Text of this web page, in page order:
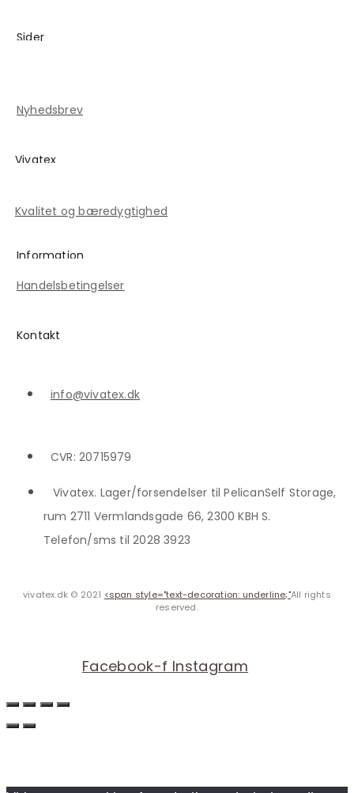
Sider
Nyhedsbrev
Vivatex
Kvalitet og bæredygtighed
Information
Handelsbetingelser
Kontakt
info@vivatex.dk
CVR: 20715979
Vivatex. Lager/forsendelser til PelicanSelf Storage,
rum 2711 Vermlandsgade 66, 2300 KBH S.
Telefon/sms til 2028 3923
vivatex.dk © 2021 <span style="text-decoration: underline;"All rights
reserved.
Facebook-f Instagram